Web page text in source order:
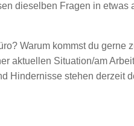
dieselben Fragen in etwas
Warum kommst du gerne
aktuellen Situation/am
Hindernisse stehen derzeit